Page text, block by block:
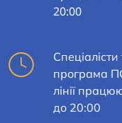
20:00
Спеціалісти
програма
лінії
до 20:00